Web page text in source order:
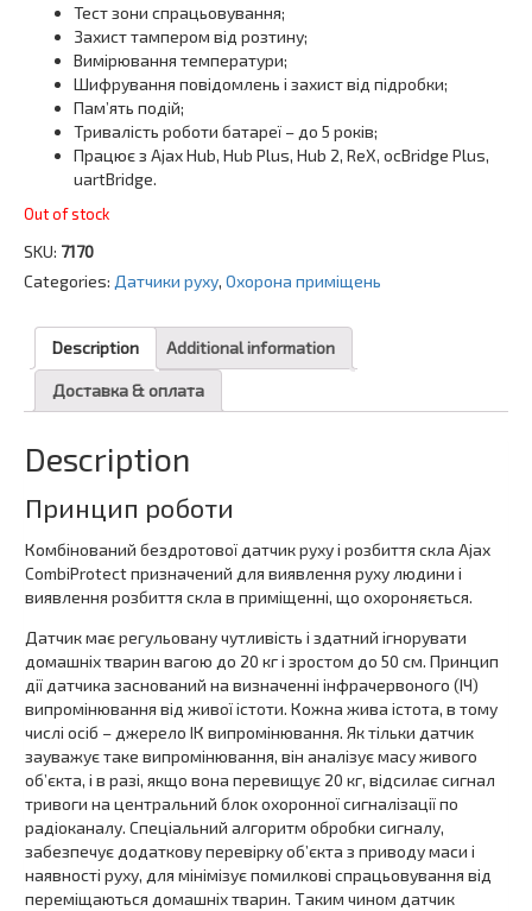
Тест зони спрацьовування;
Захист тампером від розтину;
Вимірювання температури;
Шифрування повідомлень і захист від підробки;
Пам’ять подій;
Тривалість роботи батареї – до 5 років;
Працює з Ajax Hub, Hub Plus, Hub 2, ReX, ocBridge Plus,
uartBridge.
Out of stock
SKU: 7170
Categories: Датчики руху, Охорона приміщень
Description Additional information
Доставка & оплата
Description
Принцип роботи
Комбінований бездротової датчик руху і розбиття скла Ajax
CombiProtect призначений для виявлення руху людини і
виявлення розбиття скла в приміщенні, що охороняється.
Датчик має регульовану чутливість і здатний ігнорувати
домашніх тварин вагою до 20 кг і зростом до 50 см. Принцип
дії датчика заснований на визначенні інфрачервоного (ІЧ)
випромінювання від живої істоти. Кожна жива істота, в тому
числі осіб – джерело ІК випромінювання. Як тільки датчик
зауважує таке випромінювання, він аналізує масу живого
об’єкта, і в разі, якщо вона перевищує 20 кг, відсилає сигнал
тривоги на центральний блок охоронної сигналізації по
радіоканалу. Спеціальний алгоритм обробки сигналу,
забезпечує додаткову перевірку об’єкта з приводу маси і
наявності руху, для мінімізує помилкові спрацьовування від
переміщаються домашніх тварин. Таким чином датчик